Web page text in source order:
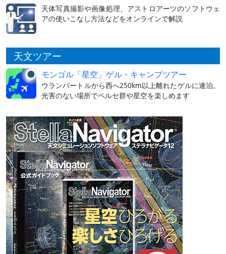
天体写真撮影や画像処理、アストロアーツのソフトウェ
アの使いこなし方法などをオンラインで解説
天文ツアー
モンゴル「星空」ゲル・キャンプツアー
ウランバートルから西へ250km以上離れたゲルに連泊。
光害のない場所でペルセ群や星空を楽しめます